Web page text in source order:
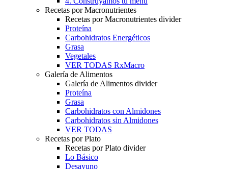
Recetas por Macronutrientes
Recetas por Macronutrientes divider
Proteína
Carbohidratos Energéticos
Grasa
Vegetales
VER TODAS RxMacro
Galería de Alimentos
Galería de Alimentos divider
Proteína
Grasa
Carbohidratos con Almidones
Carbohidratos sin Almidones
VER TODAS
Recetas por Plato
Recetas por Plato divider
Lo Básico
Desayuno